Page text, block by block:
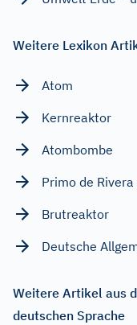
Weitere Lexikon
Atom
Kernreaktor
Atombombe
Primo de
Brutreaktor
Deutsche
Weitere Artikel aus
deutschen Sprache